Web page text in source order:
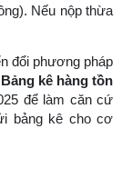
Nếu nộp thừa
đổi phương pháp
Bảng kê hàng tồn
để làm căn cứ
bảng kê cho cơ